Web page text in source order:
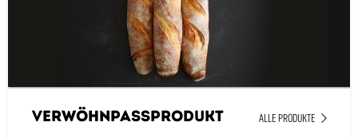
Verwöhnpassprodukt ALLE PRODUKTE